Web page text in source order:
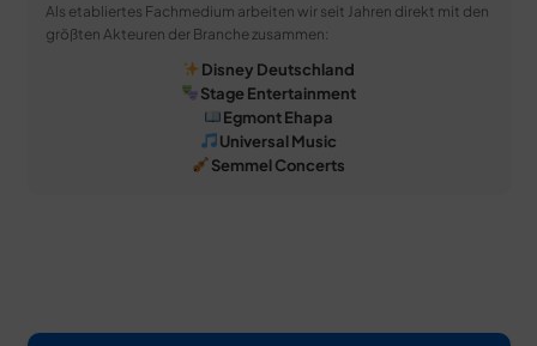
Als etabliertes Fachmedium arbeiten wir seit Jahren direkt mit den
größten Akteuren der Branche zusammen:
Disney Deutschland
Stage Entertainment
Egmont Ehapa
Universal Music
Semmel Concerts